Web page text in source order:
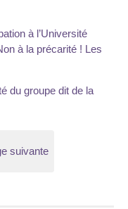
à l’Université
à la précarité ! Les
du groupe dit de la
suivante